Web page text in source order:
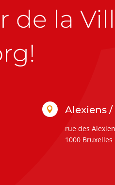
de la
 Alexiens /
rue des
1000 Bruxelles